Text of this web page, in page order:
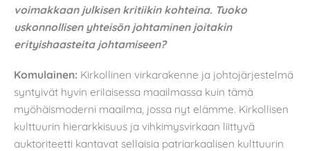
voimakkaan julkisen kritiikin kohteina. Tuoko
uskonnollisen yhteisön johtaminen joitakin
erityishaasteita johtamiseen?
Komulainen: Kirkollinen virkarakenne ja johtojärjestelmä
syntyivät hyvin erilaisessa maailmassa kuin tämä
myöhäismoderni maailma, jossa nyt elämme. Kirkollisen
kulttuurin hierarkkisuus ja vihkimysvirkaan liittyvä
auktoriteetti kantavat sellaisia patriarkaalisen kulttuurin